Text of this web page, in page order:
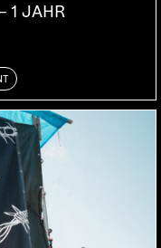
KATERMUKKE, RKJVK
CH | Mobilee, Cocoon, Bedrock
1 JAHR